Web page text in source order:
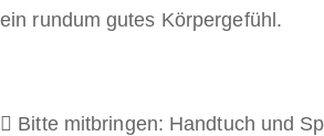
ein rundum gutes Körpergefühl.
Bitte mitbringen: Handtuch und